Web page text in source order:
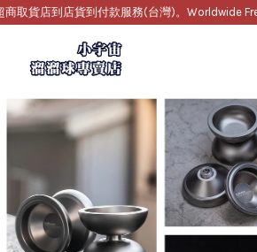
取貨店到店貨到付款服務(台灣)。Worldwide
繼續購物